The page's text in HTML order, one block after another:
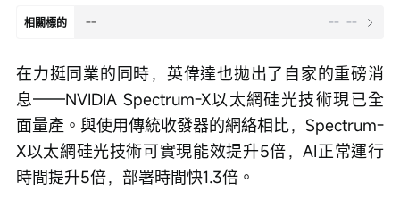
相關標的 -- -- --
在力挺同業的同時，英偉達也拋出了自家的重磅消
息——NVIDIA Spectrum-X以太網硅光技術現已全
面量產。與使用傳統收發器的網絡相比，Spectrum-
X以太網硅光技術可實現能效提升5倍，AI正常運行
時間提升5倍，部署時間快1.3倍。